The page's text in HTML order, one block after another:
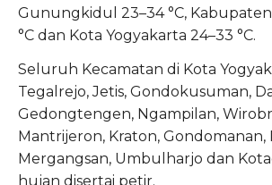
Gunungkidul 23–34 °C,
°C dan Kota Yogyakarta 24–33 °C.
Seluruh Kecamatan di Kota
Tegalrejo, Jetis, Gondokusuman,
Gedongtengen, Ngampilan,
Mantrijeron, Kraton, Gondomanan,
Mergangsan, Umbulharjo dan
hujan disertai petir.